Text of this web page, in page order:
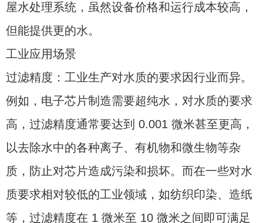
屋水处理系统，虽然设备价格和运行成本较高，
但能提供更的水。
工业应用场景
过滤精度：工业生产对水质的要求因行业而异。
例如，电子芯片制造需要超纯水，对水质的要求
高，过滤精度通常要达到 0.001 微米甚至更高，
以去除水中的各种离子、有机物和微生物等杂
质，防止对芯片造成污染和损坏。而在一些对水
质要求相对较低的工业领域，如纺织印染、造纸
等，过滤精度在 1 微米至 10 微米之间即可满足